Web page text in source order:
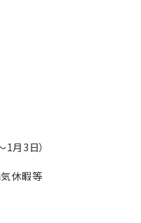
月3日）
休暇等